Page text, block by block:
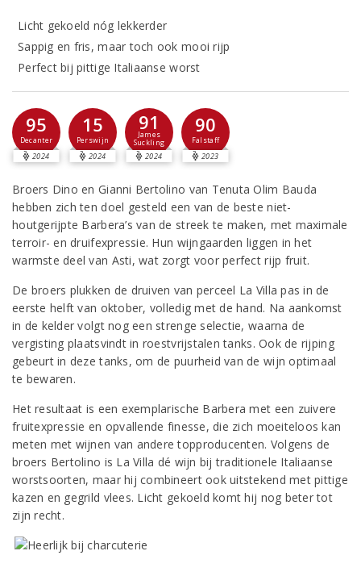
Licht gekoeld nóg lekkerder
Sappig en fris, maar toch ook mooi rijp
Perfect bij pittige Italiaanse worst
95
Decanter
2024
15
Perswijn
2024
91
James
Suckling
2024
90
Falstaff
2023
Broers Dino en Gianni Bertolino van Tenuta Olim Bauda
hebben zich ten doel gesteld een van de beste niet-
houtgerijpte Barbera’s van de streek te maken, met maximale
terroir- en druifexpressie. Hun wijngaarden liggen in het
warmste deel van Asti, wat zorgt voor perfect rijp fruit.
De broers plukken de druiven van perceel La Villa pas in de
eerste helft van oktober, volledig met de hand. Na aankomst
in de kelder volgt nog een strenge selectie, waarna de
vergisting plaatsvindt in roestvrijstalen tanks. Ook de rijping
gebeurt in deze tanks, om de puurheid van de wijn optimaal
te bewaren.
Het resultaat is een exemplarische Barbera met een zuivere
fruitexpressie en opvallende finesse, die zich moeiteloos kan
meten met wijnen van andere topproducenten. Volgens de
broers Bertolino is La Villa dé wijn bij traditionele Italiaanse
worstsoorten, maar hij combineert ook uitstekend met pittige
kazen en gegrild vlees. Licht gekoeld komt hij nog beter tot
zijn recht.